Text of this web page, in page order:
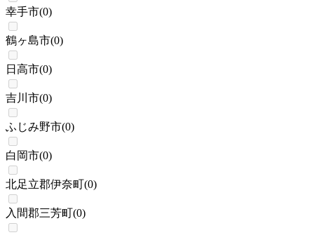
幸手市(0)
鶴ヶ島市(0)
日高市(0)
吉川市(0)
ふじみ野市(0)
白岡市(0)
北足立郡伊奈町(0)
入間郡三芳町(0)